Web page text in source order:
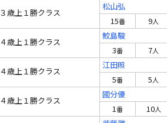
３歳上１勝クラス
松山弘
15番 9人
４歳上１勝クラス
鮫島駿
3番 7人
４歳上１勝クラス
江田照
5番 5人
４歳上１勝クラス
國分優
1番 10人